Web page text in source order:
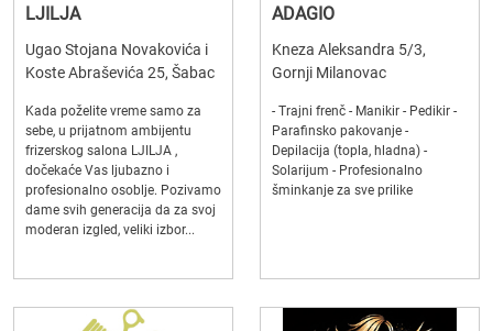
LJILJA
Ugao Stojana Novakovića i
Koste Abraševića 25, Šabac
Kada poželite vreme samo za
sebe, u prijatnom ambijentu
frizerskog salona LJILJA ,
dočekaće Vas ljubazno i
profesionalno osoblje. Pozivamo
dame svih generacija da za svoj
moderan izgled, veliki izbor...
ADAGIO
Kneza Aleksandra 5/3,
Gornji Milanovac
- Trajni frenč - Manikir - Pedikir -
Parafinsko pakovanje -
Depilacija (topla, hladna) -
Solarijum - Profesionalno
šminkanje za sve prilike